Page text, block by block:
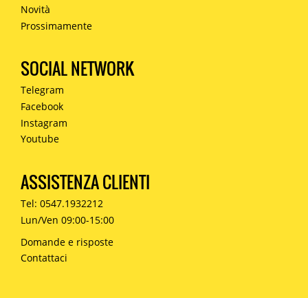
Novità
Prossimamente
SOCIAL NETWORK
Telegram
Facebook
Instagram
Youtube
ASSISTENZA CLIENTI
Tel: 0547.1932212
Lun/Ven 09:00-15:00
Domande e risposte
Contattaci